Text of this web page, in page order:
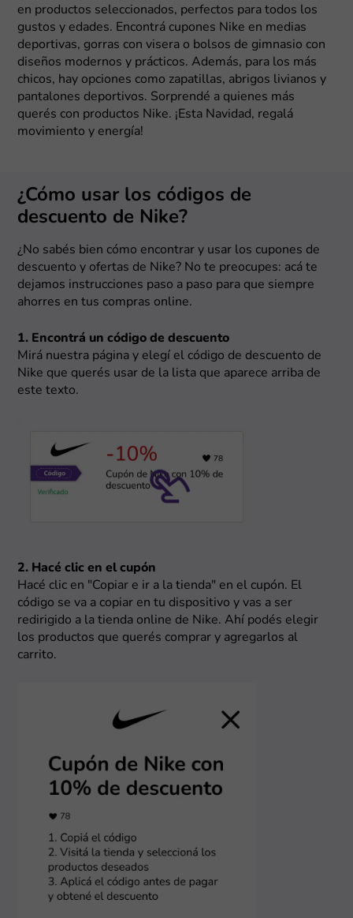
en productos seleccionados, perfectos para todos los
gustos y edades. Encontrá cupones Nike en medias
deportivas, gorras con visera o bolsos de gimnasio con
diseños modernos y prácticos. Además, para los más
chicos, hay opciones como zapatillas, abrigos livianos y
pantalones deportivos. Sorprendé a quienes más
querés con productos Nike. ¡Esta Navidad, regalá
movimiento y energía!
¿Cómo usar los códigos de
descuento de Nike?
¿No sabés bien cómo encontrar y usar los cupones de
descuento y ofertas de Nike? No te preocupes: acá te
dejamos instrucciones paso a paso para que siempre
ahorres en tus compras online.
1. Encontrá un código de descuento
Mirá nuestra página y elegí el código de descuento de
Nike que querés usar de la lista que aparece arriba de
este texto.
2. Hacé clic en el cupón
Hacé clic en "Copiar e ir a la tienda" en el cupón. El
código se va a copiar en tu dispositivo y vas a ser
redirigido a la tienda online de Nike. Ahí podés elegir
los productos que querés comprar y agregarlos al
carrito.